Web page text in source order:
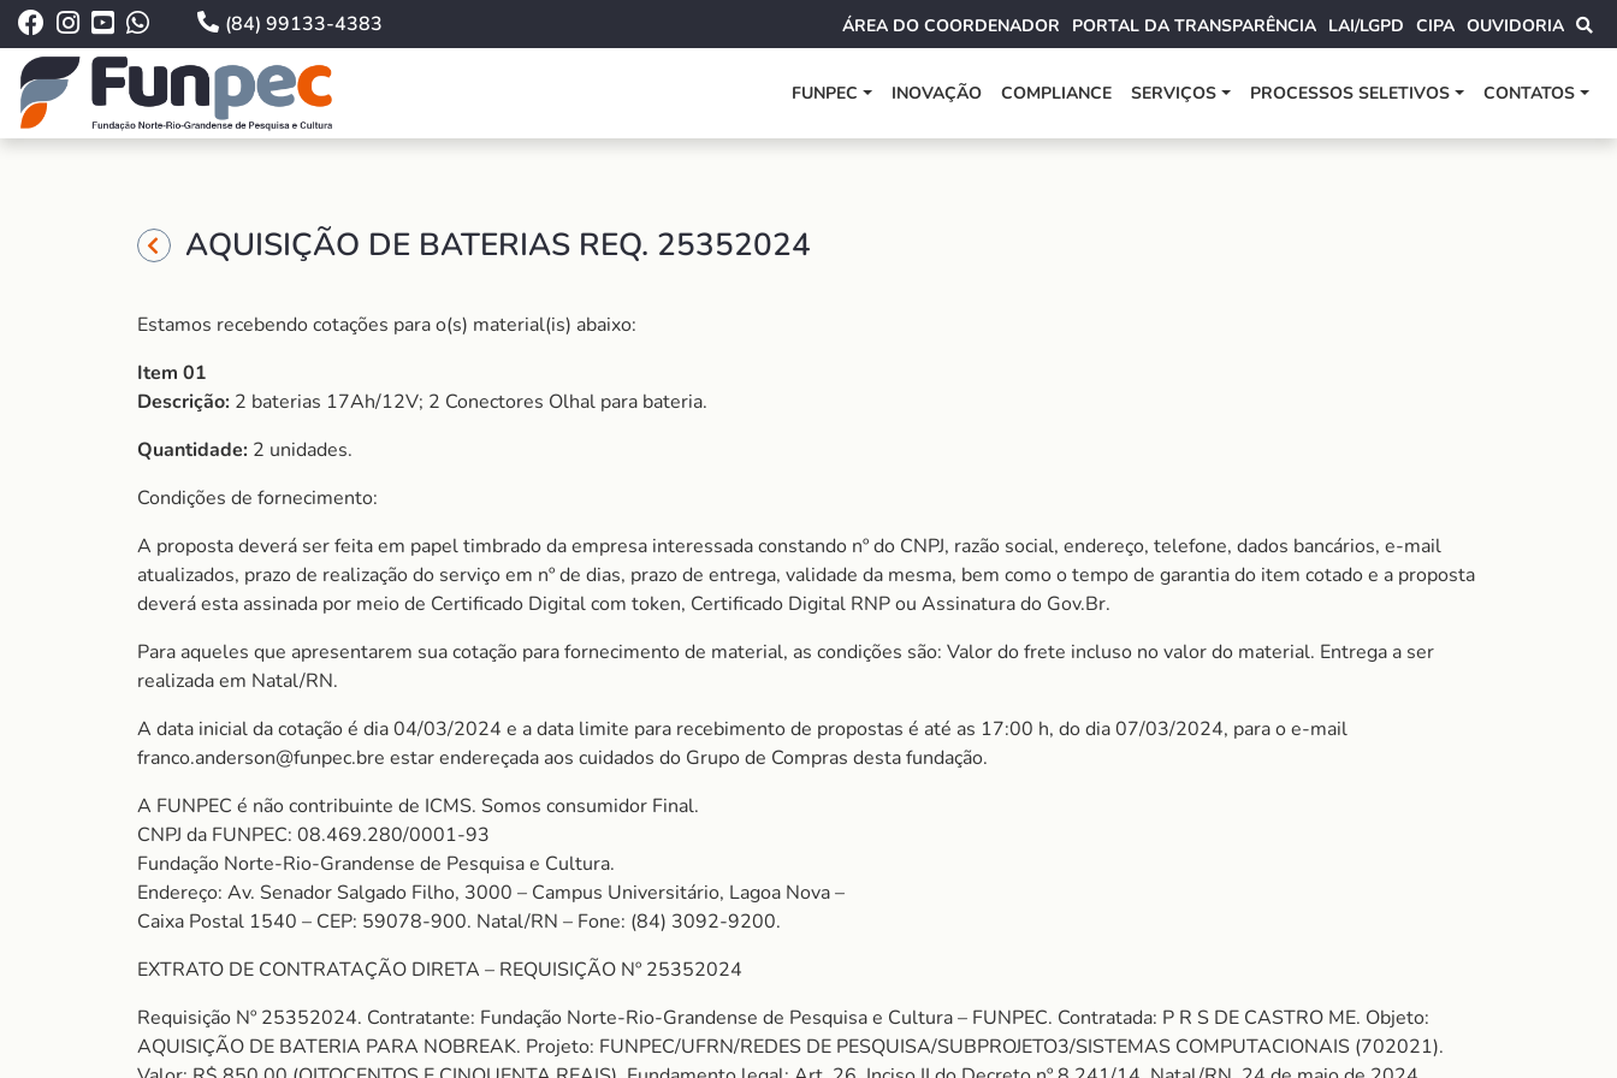
(84) 99133-4383 ÁREA DO COORDENADOR PORTAL DA TRANSPARÊNCIA LAI/LGPD CIPA OUVIDORIA
FUNPEC INOVAÇÃO COMPLIANCE SERVIÇOS PROCESSOS SELETIVOS CONTATOS
AQUISIÇÃO DE BATERIAS REQ. 25352024
Estamos recebendo cotações para o(s) material(is) abaixo:
Item 01
Descrição: 2 baterias 17Ah/12V; 2 Conectores Olhal para bateria.
Quantidade: 2 unidades.
Condições de fornecimento:
A proposta deverá ser feita em papel timbrado da empresa interessada constando nº do CNPJ, razão social, endereço, telefone, dados bancários, e-mail
atualizados, prazo de realização do serviço em nº de dias, prazo de entrega, validade da mesma, bem como o tempo de garantia do item cotado e a proposta
deverá esta assinada por meio de Certificado Digital com token, Certificado Digital RNP ou Assinatura do Gov.Br.
Para aqueles que apresentarem sua cotação para fornecimento de material, as condições são: Valor do frete incluso no valor do material. Entrega a ser
realizada em Natal/RN.
A data inicial da cotação é dia 04/03/2024 e a data limite para recebimento de propostas é até as 17:00 h, do dia 07/03/2024, para o e-mail
franco.anderson@funpec.bre estar endereçada aos cuidados do Grupo de Compras desta fundação.
A FUNPEC é não contribuinte de ICMS. Somos consumidor Final.
CNPJ da FUNPEC: 08.469.280/0001-93
Fundação Norte-Rio-Grandense de Pesquisa e Cultura.
Endereço: Av. Senador Salgado Filho, 3000 – Campus Universitário, Lagoa Nova –
Caixa Postal 1540 – CEP: 59078-900. Natal/RN – Fone: (84) 3092-9200.
EXTRATO DE CONTRATAÇÃO DIRETA – REQUISIÇÃO Nº 25352024
Requisição Nº 25352024. Contratante: Fundação Norte-Rio-Grandense de Pesquisa e Cultura – FUNPEC. Contratada: P R S DE CASTRO ME. Objeto:
AQUISIÇÃO DE BATERIA PARA NOBREAK. Projeto: FUNPEC/UFRN/REDES DE PESQUISA/SUBPROJETO3/SISTEMAS COMPUTACIONAIS (702021).